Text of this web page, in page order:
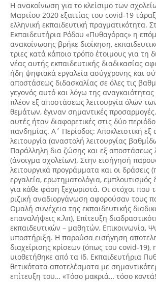
Η ανακοίνωση για το κλείσιμο των
Μαρτίου 2020 εξαιτίας του covid-19
ελληνική εκπαιδευτική πραγματικότητα.
Εκπαιδευτήρια Ρόδου «Πυθαγόρας» η
ανακοίνωσης βρήκε διοίκηση,
τριες κατά κάποιο τρόπο έτοιμους για τη
νέας αυτής εκπαιδευτικής διαδικασίας
ήδη ψηφιακά εργαλεία ασύγχρονης και
αποστάσεως διδασκαλίας σε όλες τις
γεγονός αυτό και λόγω της αναγκαιότητας
πλέον εξ αποστάσεως λειτουργία όλων
θεμάτων, έγιναν σημαντικές
αυτές ήταν διαφορετικές στις δύο
πανδημίας. Α΄ Περίοδος: Αποκλειστική
λειτουργία (αναστολή λειτουργίας
Παράλληλη δια ζώσης και εξ αποστάσεως
(άνοιγμα σχολείων). Στην εισήγησή
λειτουργικά προγράμματα και οι δράσεις
εργαλεία, ερωτηματολόγια, εμπλουτισμός
για κάθε φάση ξεχωριστά. Οι στόχοι που
ριζική αναδιοργάνωση αφορούσαν τους
Ομαλή συνέχεια της εκπαιδευτικής
επαναλήψεις κ.λπ), Επίτευξη
εκπαιδευτικών – μαθητών, Επικοινωνία,
υποστήριξη. Η παρούσα εισήγηση
διαχείρισης κρίσεων (όπως του covid-19),
υιοθετήθηκε από τα Ιδ. Εκπαιδευτήρια
θετικότατα αποτελέσματα με
επίτευξη του… «Τόσο μακριά… τόσο